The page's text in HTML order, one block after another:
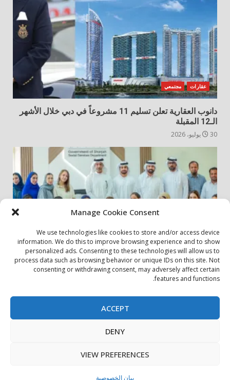
Manage Cookie Consent
We use technologies like cookies to store and/or access device
information. We do this to improve browsing experience and to show
personalized ads. Consenting to these technologies will allow us to
process data such as browsing behavior or unique IDs on this site. Not
consenting or withdrawing consent, may adversely affect certain
features and functions.
ACCEPT
DENY
VIEW PREFERENCES
بيان الخصوصية
عقارات مجتمعي
دانوب العقارية تعلن تسليم 11 مشروعاً في دبي خلال الأشهر
الـ12 المقبلة
30 يوليو، 2026
أخبار المجتمع مجتمعي
الشارقة لإدارة الأصول تنظم زيارة إلى دار رعاية المسنين
بيان الخصوصية سياسة ملفات تعريف الارتباط
اتصل بنا
حول الموقع
Copyright © All rights reserved.|DarkNews